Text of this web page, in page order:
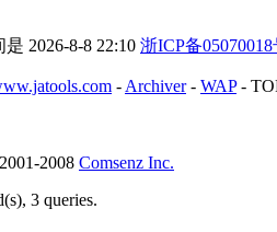
2026-8-8 22:10 浙ICP备05070018
- Archiver- WAP-
2008 Comsenz Inc.
3 queries.